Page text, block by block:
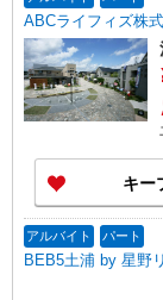
ABCライフィズ株
キー
アルバイト パート
BEB5土浦 by 星野